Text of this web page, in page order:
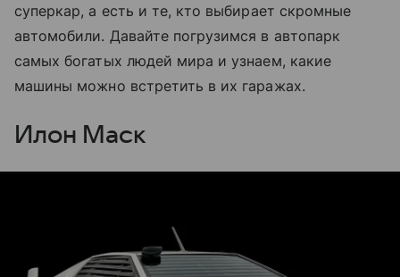
суперкар, а есть и те, кто выбирает скромные
автомобили. Давайте погрузимся в автопарк
самых богатых людей мира и узнаем, какие
машины можно встретить в их гаражах.
Илон Маск